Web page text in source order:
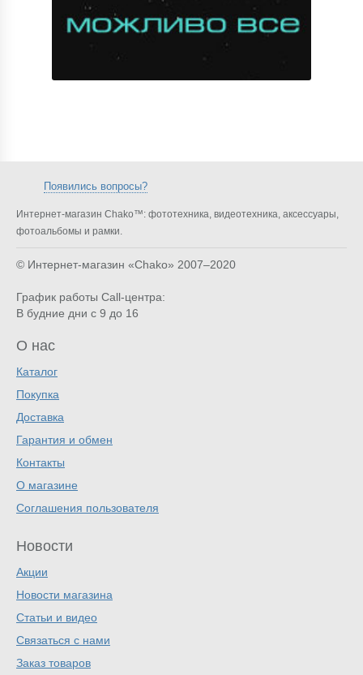
Появились вопросы?
Интернет-магазин Chako™: фототехника, видеотехника, аксессуары,
фотоальбомы и рамки.
© Интернет-магазин «Chako» 2007–2020
График работы Call-центра:
В будние дни с 9 до 16
О нас
Каталог
Покупка
Доставка
Гарантия и обмен
Контакты
О магазине
Соглашения пользователя
Новости
Акции
Новости магазина
Статьи и видео
Связаться с нами
Заказ товаров